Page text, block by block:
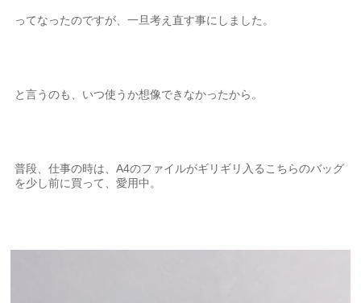
ってなったのですが、一旦考え直す事にしました。
と言うのも、いつ使うか想像できなかったから。
普段、仕事の時は、A4のファイルがギリギリ入るこちらのバッグ
を少し前に買って、愛用中。